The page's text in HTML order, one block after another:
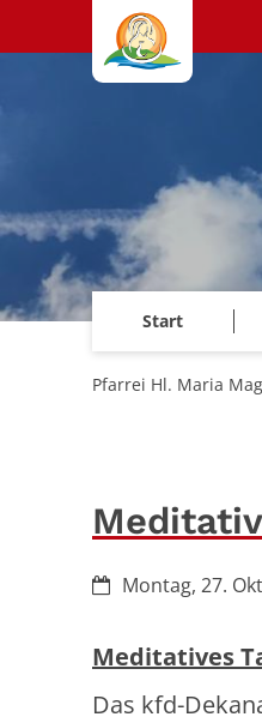
Zum Inhalt springen
Start
Pfarrei Hl. Maria
Datum:Montag, 27.
Meditatives
Das kfd-